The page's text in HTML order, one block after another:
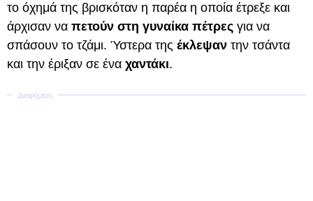
το όχημά της βρισκόταν η παρέα η οποία έτρεξε και
άρχισαν να πετούν στη γυναίκα πέτρες για να
σπάσουν το τζάμι. Ύστερα της έκλεψαν την τσάντα
και την έριξαν σε ένα χαντάκι.